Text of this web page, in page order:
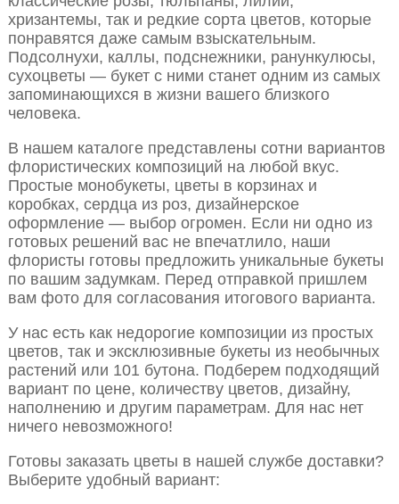
хризантемы, так и редкие сорта цветов, которые
понравятся даже самым взыскательным.
Подсолнухи, каллы, подснежники, ранункулюсы,
сухоцветы — букет с ними станет одним из самых
запоминающихся в жизни вашего близкого
человека.
В нашем каталоге представлены сотни вариантов
флористических композиций на любой вкус.
Простые монобукеты, цветы в корзинах и
коробках, сердца из роз, дизайнерское
оформление — выбор огромен. Если ни одно из
готовых решений вас не впечатлило, наши
флористы готовы предложить уникальные букеты
по вашим задумкам. Перед отправкой пришлем
вам фото для согласования итогового варианта.
У нас есть как недорогие композиции из простых
цветов, так и эксклюзивные букеты из необычных
растений или 101 бутона. Подберем подходящий
вариант по цене, количеству цветов, дизайну,
наполнению и другим параметрам. Для нас нет
ничего невозможного!
Готовы заказать цветы в нашей службе доставки?
Выберите удобный вариант: